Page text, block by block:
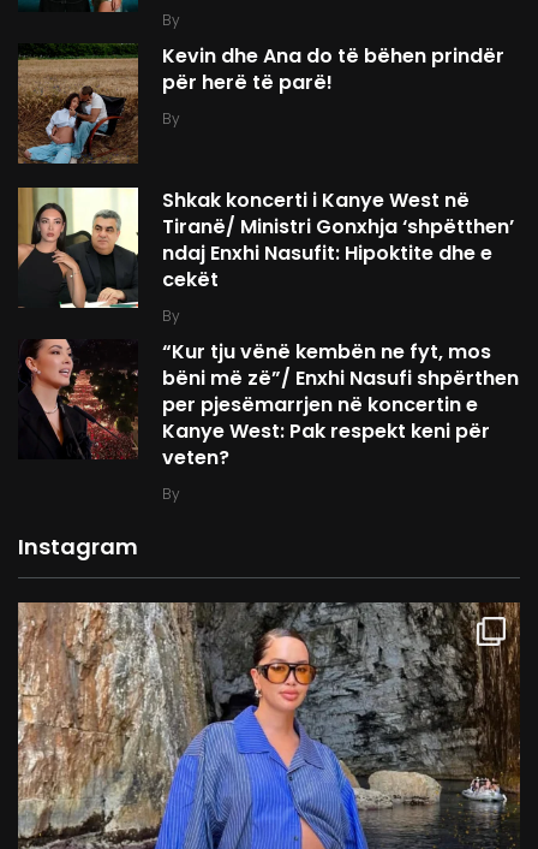
By
Kevin dhe Ana do të bëhen prindër
për herë të parë!
By
Shkak koncerti i Kanye West në
Tiranë/ Ministri Gonxhja ‘shpëtthen’
ndaj Enxhi Nasufit: Hipoktite dhe e
cekët
By
“Kur tju vënë kembën ne fyt, mos
bëni më zë”/ Enxhi Nasufi shpërthen
per pjesëmarrjen në koncertin e
Kanye West: Pak respekt keni për
veten?
By
Instagram